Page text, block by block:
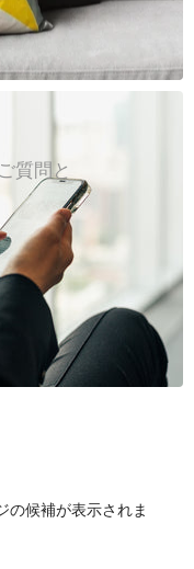
質問と
の候補が表示されま